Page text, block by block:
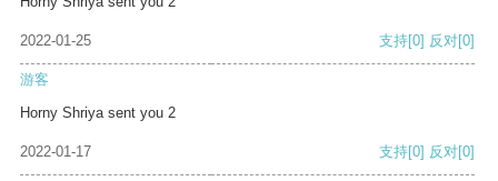
2022-01-25 支持[0] 反对[0]
游客
Horny Shriya sent you 2
2022-01-17 支持[0] 反对[0]